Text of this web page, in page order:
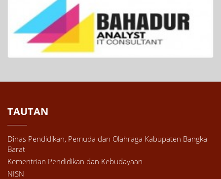
TAUTAN
Dinas Pendidikan, Pemuda dan Olahraga Kabupaten Bangka
Barat
Kementrian Pendidikan dan Kebudayaan
NISN